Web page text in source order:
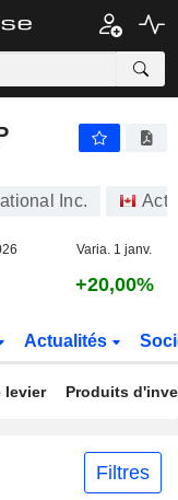
Inc.
Varia. 1 janv.
+20,00%
Actualités
levier Produits
Filtres